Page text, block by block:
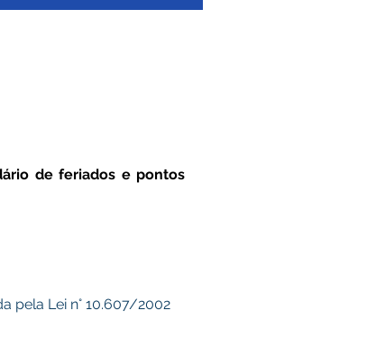
de feriados e pontos
pela Lei n° 10.607/2002